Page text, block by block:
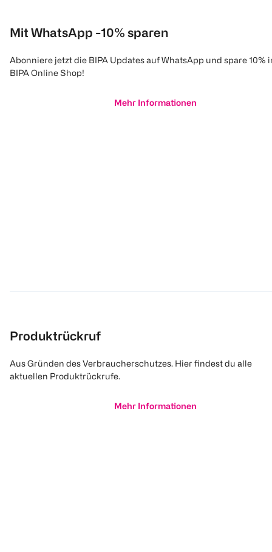
Mit WhatsApp -10% sparen
Abonniere jetzt die BIPA Updates auf WhatsApp und spare 10%
BIPA Online Shop!
Mehr Informationen
Produktrückruf
Aus Gründen des Verbraucherschutzes. Hier findest du alle
aktuellen Produktrückrufe.
Mehr Informationen